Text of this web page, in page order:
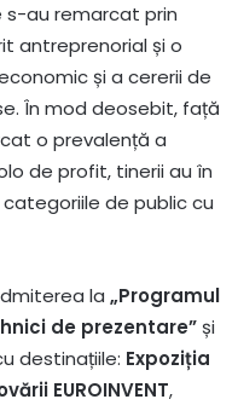
s-au remarcat prin
antreprenorial și o
și a cererii de
În mod deosebit, față
o prevalență a
de profit, tinerii au în
de public cu
la „Programul
de prezentare” și
destinațiile: Expoziția
EUROINVENT,